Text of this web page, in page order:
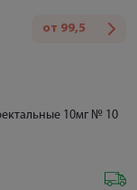
от 99,5
10мг № 10